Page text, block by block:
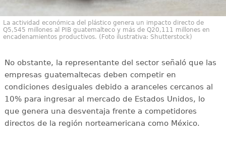
La actividad económica del plástico genera un impacto directo de
Q5,545 millones al PIB guatemalteco y más de Q20,111 millones en
encadenamientos productivos. (Foto ilustrativa: Shutterstock)
No obstante, la representante del sector señaló que las
empresas guatemaltecas deben competir en
condiciones desiguales debido a aranceles cercanos al
10% para ingresar al mercado de Estados Unidos, lo
que genera una desventaja frente a competidores
directos de la región norteamericana como México.